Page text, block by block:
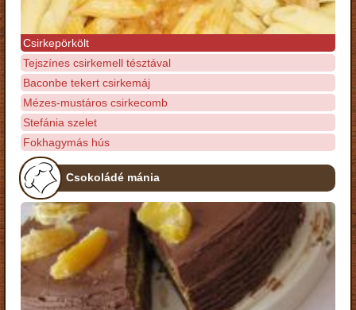
Csirkepörkölt
Tejszínes csirkemell tésztával
Baconbe tekert csirkemáj
Mézes-mustáros csirkecomb
Stefánia szelet
Fokhagymás hús
Csokoládé mánia